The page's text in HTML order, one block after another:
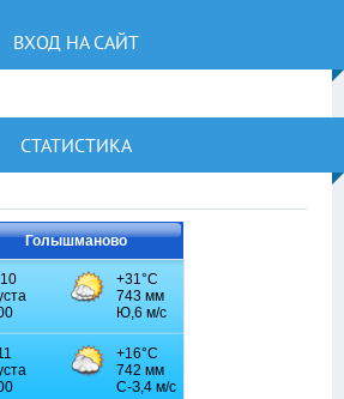
ВХОД НА САЙТ
СТАТИСТИКА
Голышманово